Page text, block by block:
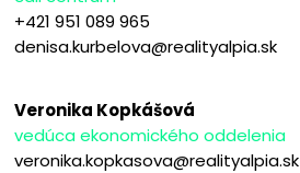
+421 951 089 965
denisa.kurbelova@realityalpia.sk
Veronika Kopkášová
vedúca ekonomického oddelenia
veronika.kopkasova@realityalpia.sk